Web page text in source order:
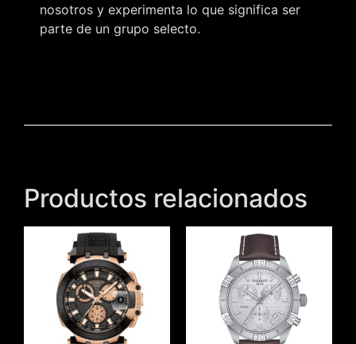
nosotros y experimenta lo que significa ser
parte de un grupo selecto.
Productos relacionados